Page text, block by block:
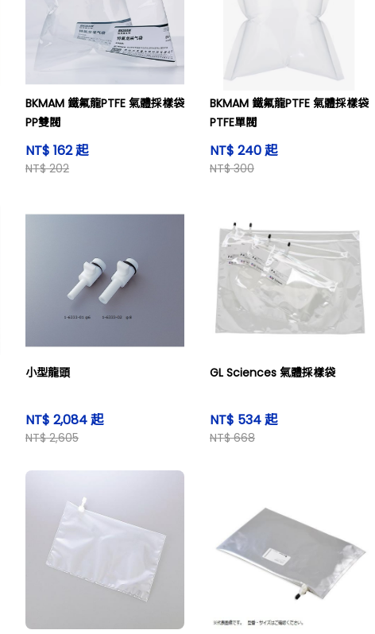
BKMAM 鐵氟龍PTFE 氣體採樣袋
PP雙閥
NT$ 162 起
NT$ 202
BKMAM 鐵氟龍PTFE 氣體採樣袋
PTFE單閥
NT$ 240 起
NT$ 300
小型龍頭
NT$ 2,084 起
NT$ 2,605
GL Sciences 氣體採樣袋
NT$ 534 起
NT$ 668